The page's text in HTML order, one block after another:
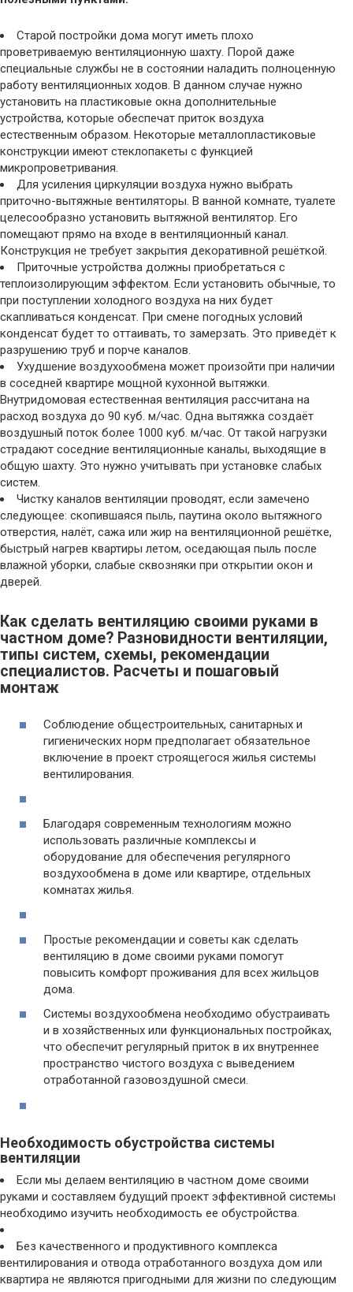
Старой постройки дома могут иметь плохо
проветриваемую вентиляционную шахту. Порой даже
специальные службы не в состоянии наладить полноценную
работу вентиляционных ходов. В данном случае нужно
установить на пластиковые окна дополнительные
устройства, которые обеспечат приток воздуха
естественным образом. Некоторые металлопластиковые
конструкции имеют стеклопакеты с функцией
микропроветривания.
Для усиления циркуляции воздуха нужно выбрать
приточно-вытяжные вентиляторы. В ванной комнате, туалете
целесообразно установить вытяжной вентилятор. Его
помещают прямо на входе в вентиляционный канал.
Конструкция не требует закрытия декоративной решёткой.
Приточные устройства должны приобретаться с
теплоизолирующим эффектом. Если установить обычные, то
при поступлении холодного воздуха на них будет
скапливаться конденсат. При смене погодных условий
конденсат будет то оттаивать, то замерзать. Это приведёт к
разрушению труб и порче каналов.
Ухудшение воздухообмена может произойти при наличии
в соседней квартире мощной кухонной вытяжки.
Внутридомовая естественная вентиляция рассчитана на
расход воздуха до 90 куб. м/час. Одна вытяжка создаёт
воздушный поток более 1000 куб. м/час. От такой нагрузки
страдают соседние вентиляционные каналы, выходящие в
общую шахту. Это нужно учитывать при установке слабых
систем.
Чистку каналов вентиляции проводят, если замечено
следующее: скопившаяся пыль, паутина около вытяжного
отверстия, налёт, сажа или жир на вентиляционной решётке,
быстрый нагрев квартиры летом, оседающая пыль после
влажной уборки, слабые сквозняки при открытии окон и
дверей.
Как сделать вентиляцию своими руками в
частном доме? Разновидности вентиляции,
типы систем, схемы, рекомендации
специалистов. Расчеты и пошаговый
монтаж
Соблюдение общестроительных, санитарных и
гигиенических норм предполагает обязательное
включение в проект строящегося жилья системы
вентилирования.
Благодаря современным технологиям можно
использовать различные комплексы и
оборудование для обеспечения регулярного
воздухообмена в доме или квартире, отдельных
комнатах жилья.
Простые рекомендации и советы как сделать
вентиляцию в доме своими руками помогут
повысить комфорт проживания для всех жильцов
дома.
Системы воздухообмена необходимо обустраивать
и в хозяйственных или функциональных постройках,
что обеспечит регулярный приток в их внутреннее
пространство чистого воздуха с выведением
отработанной газовоздушной смеси.
Необходимость обустройства системы
вентиляции
Если мы делаем вентиляцию в частном доме своими
руками и составляем будущий проект эффективной системы
необходимо изучить необходимость ее обустройства.
Без качественного и продуктивного комплекса
вентилирования и отвода отработанного воздуха дом или
квартира не являются пригодными для жизни по следующим